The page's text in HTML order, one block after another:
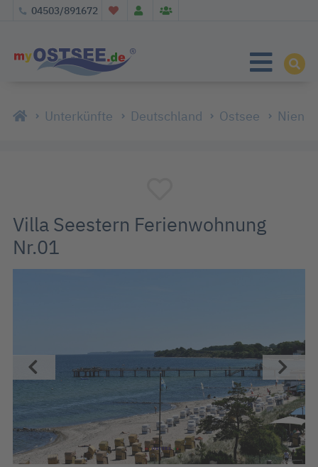
04503/891672
Unterkünfte Deutschland Ostsee
Villa Seestern Ferienwohnung
Nr.01